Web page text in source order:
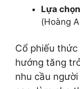
Lựa
(Hoàng
Cổ phiếu
hướng tăng
nhu cầu